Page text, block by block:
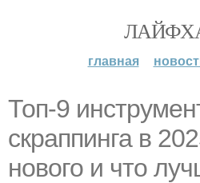
главная
Топ-9
скраппинга в
нового и что